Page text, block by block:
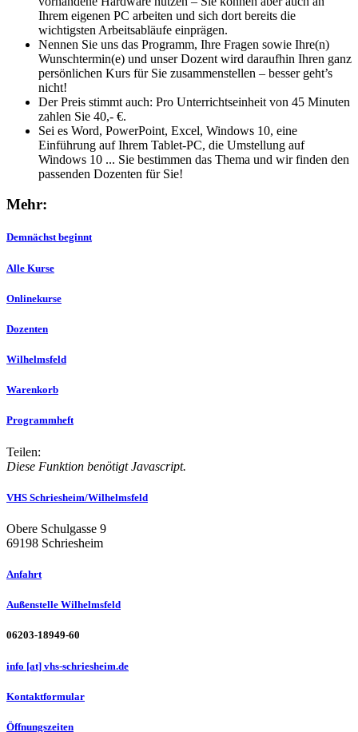
Ihrem eigenen PC arbeiten und sich dort bereits die
wichtigsten Arbeitsabläufe einprägen.
Nennen Sie uns das Programm, Ihre Fragen sowie Ihre(n)
Wunschtermin(e) und unser Dozent wird daraufhin Ihren ganz
persönlichen Kurs für Sie zusammenstellen – besser geht’s
nicht!
Der Preis stimmt auch: Pro Unterrichtseinheit von 45 Minuten
zahlen Sie 40,- €.
Sei es Word, PowerPoint, Excel, Windows 10, eine
Einführung auf Ihrem Tablet-PC, die Umstellung auf
Windows 10 ... Sie bestimmen das Thema und wir finden den
passenden Dozenten für Sie!
Mehr:
Demnächst beginnt
Alle Kurse
Onlinekurse
Dozenten
Wilhelmsfeld
Warenkorb
Programmheft
Teilen:
Diese Funktion benötigt Javascript.
VHS Schriesheim/Wilhelmsfeld
Obere Schulgasse 9
69198 Schriesheim
Anfahrt
Außenstelle Wilhelmsfeld
06203-18949-60
info [at] vhs-schriesheim.de
Kontaktformular
Öffnungszeiten